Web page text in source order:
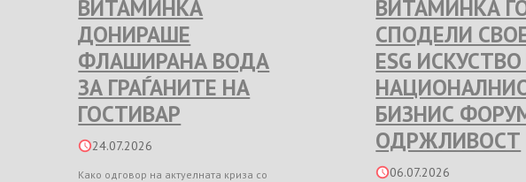
ВИТАМИНКА
ДОНИРАШЕ
ФЛАШИРАНА ВОДА
ЗА ГРАЃАНИТЕ НА
ГОСТИВАР
24.07.2026
Како одговор на актуелната криза со
ВИТАМИНКА
СПОДЕЛИ
ESG
БИЗНИС
ОДРЖЛИВОСТ
06.07.2026